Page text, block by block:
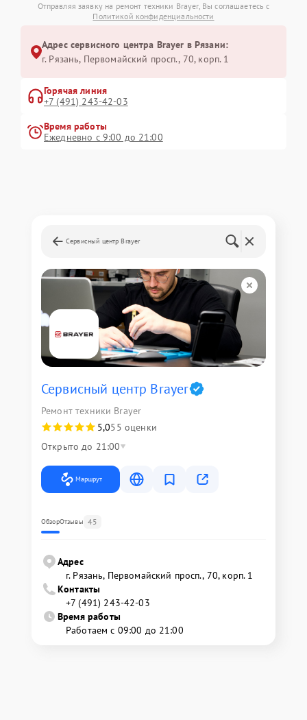
Отправляя заявку на ремонт техники Brayer, Вы соглашаетесь с
Политикой конфиденциальности
Адрес сервисного центра Brayer в Рязани:
г. Рязань, Первомайский просп., 70, корп. 1
Горячая линия
+7 (491) 243-42-03
Время работы
Ежедневно с 9:00 до 21:00
Сервисный центр Brayer
Сервисный центр Brayer
Ремонт техники Brayer
5,055 оценки
Открыто до 21:00
Маршрут
ОбзорОтзывы 45
Адрес
г. Рязань, Первомайский просп., 70, корп. 1
Контакты
+7 (491) 243-42-03
Время работы
Работаем с 09:00 до 21:00